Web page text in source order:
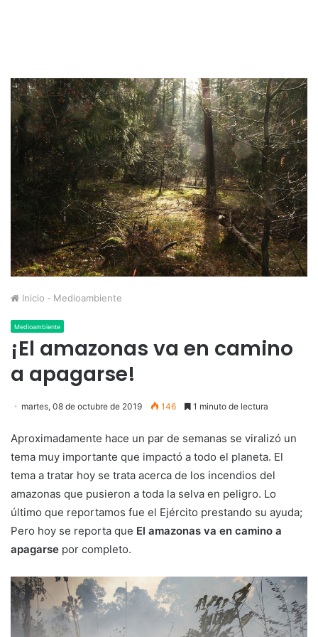
Inicio - Medioambiente
Medioambiente
¡El amazonas va en camino
a apagarse!
martes, 08 de octubre de 2019 146 1 minuto de lectura
Aproximadamente hace un par de semanas se viralizó un
tema muy importante que impactó a todo el planeta. El
tema a tratar hoy se trata acerca de los incendios del
amazonas que pusieron a toda la selva en peligro. Lo
último que reportamos fue el Ejército prestando su ayuda;
Pero hoy se reporta que El amazonas va en camino a
apagarse por completo.